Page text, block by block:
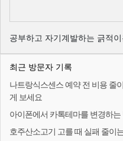
공부하고 자기계발하는 긁적
최근 방문자 기록
나트랑식스센스 예약 전 비용 줄
게 보세요
아이폰에서 카톡테마를 변경하는
호주산소고기 고를 때 실패 줄이